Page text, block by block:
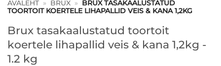
AVALEHT » BRUX »
BRUX TASAKAALUSTATUD
TOORTOIT KOERTELE LIHAPALLID VEIS & KANA 1,2KG
Brux tasakaalustatud toortoit
koertele lihapallid veis & kana 1,2kg -
1.2 kg